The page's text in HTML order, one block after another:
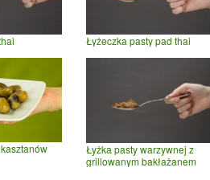
Łyżeczka pasty pad thai
Łyżka pasty warzywnej z
grillowanym bakłażanem